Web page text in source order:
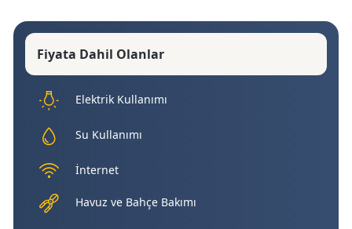
Fiyata Dahil Olanlar
Elektrik Kullanımı
Su Kullanımı
İnternet
Havuz ve Bahçe Bakımı